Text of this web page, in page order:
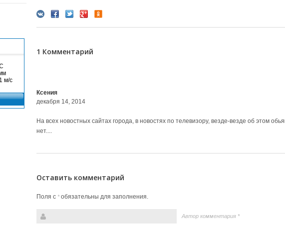
1 Комментарий
Ксения
декабря 14, 2014
На всех новостных сайтах города, в новостях по телевизору, везде-везде об этом
нет....
Оставить комментарий
Поля с *обязательны для заполнения.
Автор комментария *